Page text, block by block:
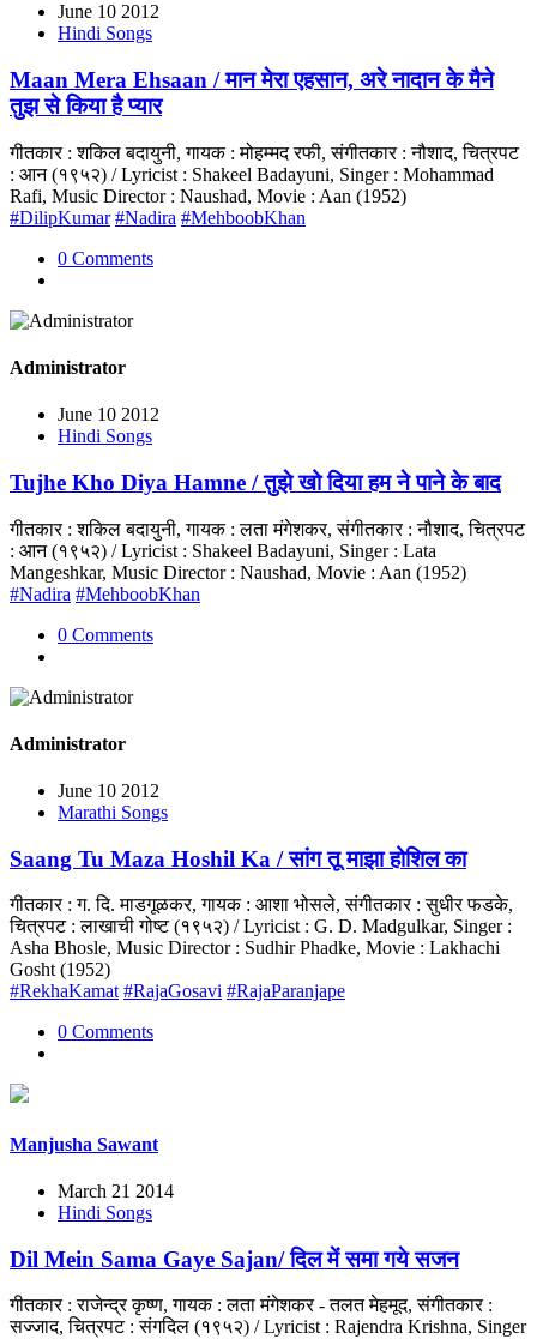
June 10 2012
Hindi Songs
Maan Mera Ehsaan / मान मेरा एहसान, अरे नादान के मैने
तुझ से किया है प्यार
गीतकार : शकिल बदायुनी, गायक : मोहम्मद रफी, संगीतकार : नौशाद, चित्रपट
: आन (१९५२) / Lyricist : Shakeel Badayuni, Singer : Mohammad
Rafi, Music Director : Naushad, Movie : Aan (1952)
#DilipKumar #Nadira #MehboobKhan
0 Comments
Administrator
June 10 2012
Hindi Songs
Tujhe Kho Diya Hamne / तुझे खो दिया हम ने पाने के बाद
गीतकार : शकिल बदायुनी, गायक : लता मंगेशकर, संगीतकार : नौशाद, चित्रपट
: आन (१९५२) / Lyricist : Shakeel Badayuni, Singer : Lata
Mangeshkar, Music Director : Naushad, Movie : Aan (1952)
#Nadira #MehboobKhan
0 Comments
Administrator
June 10 2012
Marathi Songs
Saang Tu Maza Hoshil Ka / सांग तू माझा होशिल का
गीतकार : ग. दि. माडगूळकर, गायक : आशा भोसले, संगीतकार : सुधीर फडके,
चित्रपट : लाखाची गोष्ट (१९५२) / Lyricist : G. D. Madgulkar, Singer :
Asha Bhosle, Music Director : Sudhir Phadke, Movie : Lakhachi
Gosht (1952)
#RekhaKamat #RajaGosavi #RajaParanjape
0 Comments
Manjusha Sawant
March 21 2014
Hindi Songs
Dil Mein Sama Gaye Sajan/ दिल में समा गये सजन
गीतकार : राजेन्द्र कृष्ण, गायक : लता मंगेशकर - तलत मेहमूद, संगीतकार :
सज्जाद, चित्रपट : संगदिल (१९५२) / Lyricist : Rajendra Krishna, Singer